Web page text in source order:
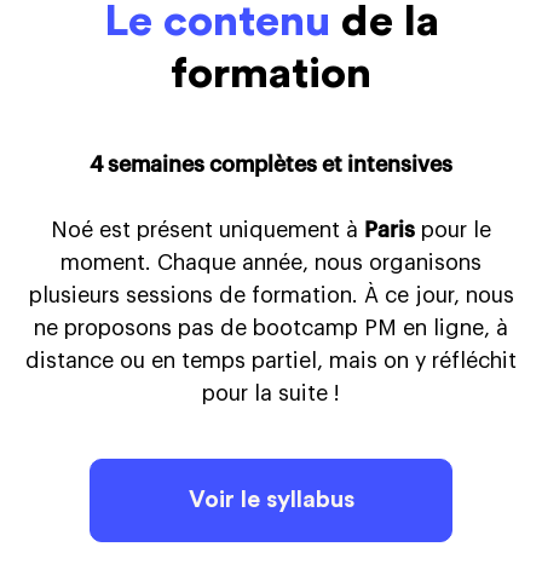
- Du business model et de la stratégie de
questions principales des entretiens Product :
- Questions autour de votre parcours, et
- Questions “comportementales”
cette raison, nous vous conseillons d’attendre
recrutement avec les entreprises.
accès à :
- Une banque d’étude de cas (PayFit, Selency,
Aircall…) pour Product Manager, Senior PM, et
Head of Product.
- Un vrai exercice sur le case study
Le contenu de la
formation
4 semaines complètes et intensives
Noé est présent uniquement à Paris pour le
moment. Chaque année, nous organisons
plusieurs sessions de formation. À ce jour, nous
ne proposons pas de bootcamp PM en ligne, à
distance ou en temps partiel, mais on y réfléchit
pour la suite !
Voir le syllabus